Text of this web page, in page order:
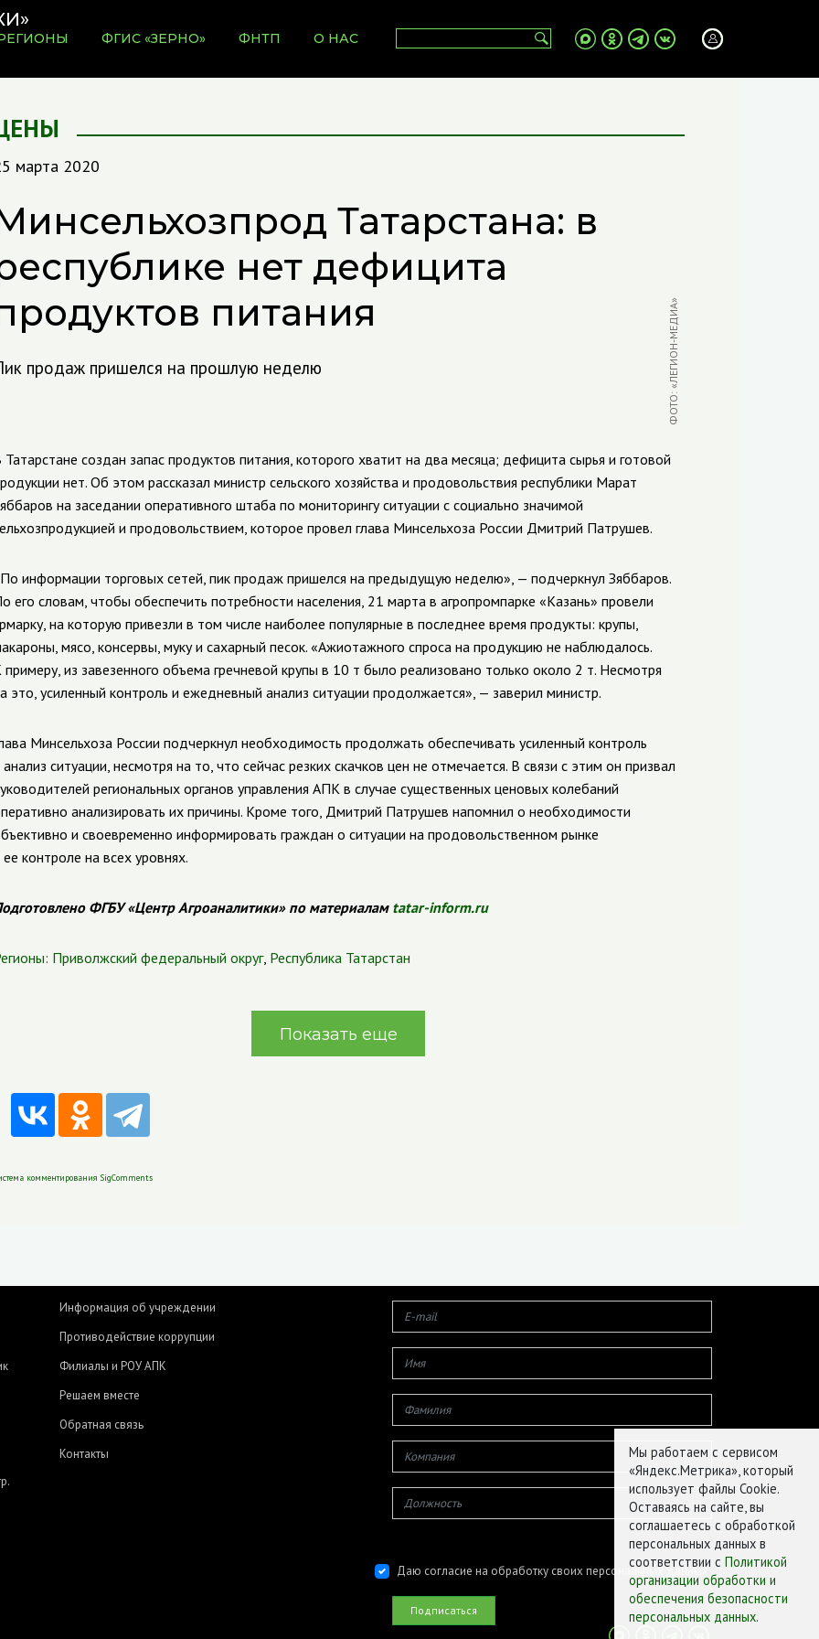
ФГИС «ЗЕРНО» ФНТП О НАС
марта 2020
Татарстана: в
нет дефицита
питания
продаж пришелся на прошлую неделю ФОТО: «ЛЕГИОН-МЕДИА»
Татарстане создан запас продуктов питания, которого хватит на два месяца; дефицита сырья и готовой
нет. Об этом рассказал министр сельского хозяйства и продовольствия республики Марат
на заседании оперативного штаба по мониторингу ситуации с социально значимой
и продовольствием, которое провел глава Минсельхоза России Дмитрий Патрушев.
информации торговых сетей, пик продаж пришелся на предыдущую неделю», — подчеркнул Зяббаров.
его словам, чтобы обеспечить потребности населения, 21 марта в агропромпарке «Казань» провели
на которую привезли в том числе наиболее популярные в последнее время продукты: крупы,
мясо, консервы, муку и сахарный песок. «Ажиотажного спроса на продукцию не наблюдалось.
примеру, из завезенного объема гречневой крупы в 10 т было реализовано только около 2 т. Несмотря
это, усиленный контроль и ежедневный анализ ситуации продолжается», — заверил министр.
Минсельхоза России подчеркнул необходимость продолжать обеспечивать усиленный контроль
анализ ситуации, несмотря на то, что сейчас резких скачков цен не отмечается. В связи с этим он призвал
региональных органов управления АПК в случае существенных ценовых колебаний
анализировать их причины. Кроме того, Дмитрий Патрушев напомнил о необходимости
и своевременно информировать граждан о ситуации на продовольственном рынке
ее контроле на всех уровнях.
ФГБУ «Центр Агроаналитики» по материалам tatar-inform.ru
Приволжский федеральный округ, Республика Татарстан
Показать еще
комментирования SigComments
Информация об учреждении
Противодействие коррупции
Филиалы и РОУ АПК
Решаем вместе
Обратная связь
Контакты
Даю согласие на обработку своих персональных данных
Мы работаем с сервисом
«Яндекс.Метрика», который
использует файлы Cookie.
Оставаясь на сайте, вы
соглашаетесь с обработкой
персональных данных в
соответствии с Политикой
организации обработки и
обеспечения безопасности
персональных данных.